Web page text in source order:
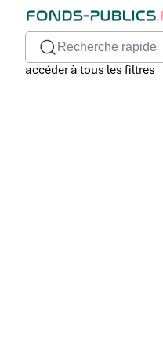
Recherche rapide
accéder à tous les filtres